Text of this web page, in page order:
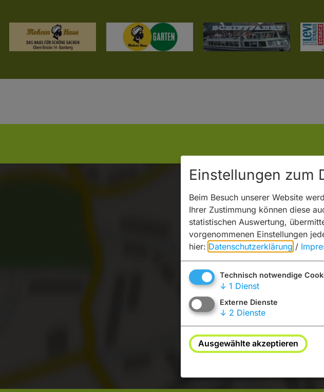
Möchten Sie von
Einstellungen zum
Beim Besuch unserer Website
Ihrer Zustimmung können diese
statistischen Auswertung,
vorgenommenen Einstellungen
hier: Datenschutzerklärung /
Technisch notwendige
↓ 1 Dienst
Externe Dienste
↓ 2 Dienste
Ausgewählte akzeptieren